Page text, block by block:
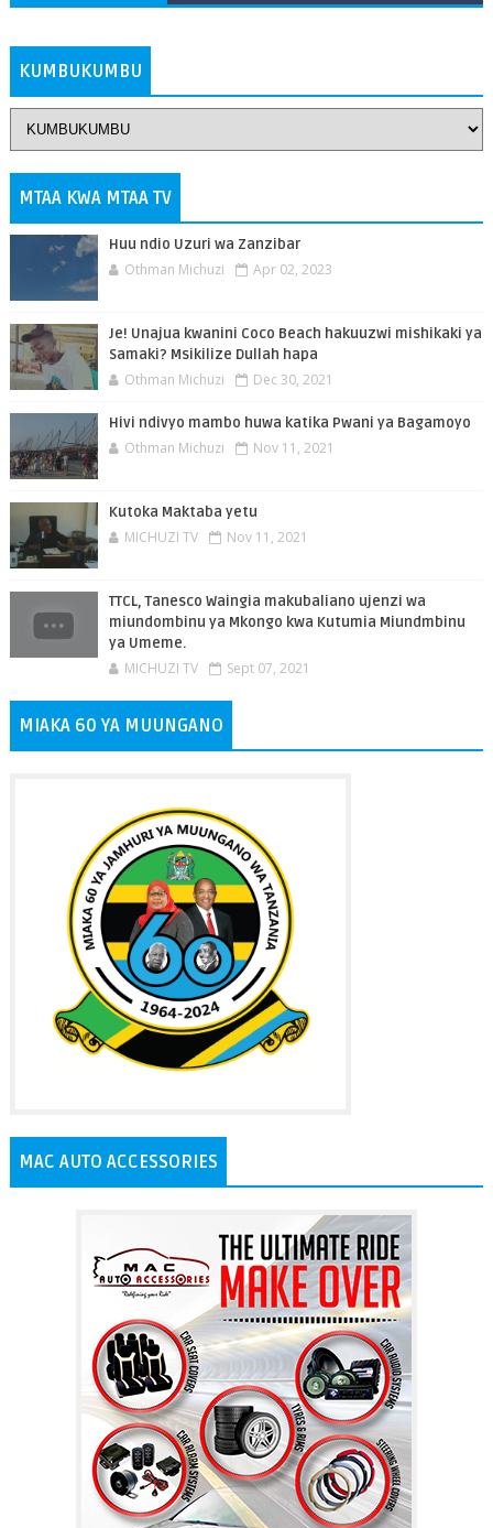
KUMBUKUMBU
MTAA KWA MTAA TV
Huu ndio Uzuri wa Zanzibar
Othman Michuzi Apr 02, 2023
Je! Unajua kwanini Coco Beach hakuuzwi mishikaki ya
Samaki? Msikilize Dullah hapa
Othman Michuzi Dec 30, 2021
Hivi ndivyo mambo huwa katika Pwani ya Bagamoyo
Othman Michuzi Nov 11, 2021
Kutoka Maktaba yetu
MICHUZI TV Nov 11, 2021
TTCL, Tanesco Waingia makubaliano ujenzi wa
miundombinu ya Mkongo kwa Kutumia Miundmbinu
ya Umeme.
MICHUZI TV Sept 07, 2021
MIAKA 60 YA MUUNGANO
MAC AUTO ACCESSORIES